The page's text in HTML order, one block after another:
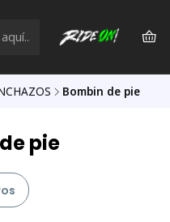
Bombin de pie
pie